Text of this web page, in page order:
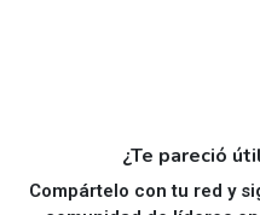
¿Te pareció
Compártelo con tu red y